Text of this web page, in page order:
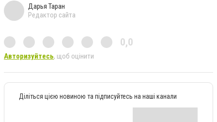
Дарья Таран
Редактор сайта
0,0
Авторизуйтесь, щоб оцінити
Діліться цією новиною та підписуйтесь на наші канали